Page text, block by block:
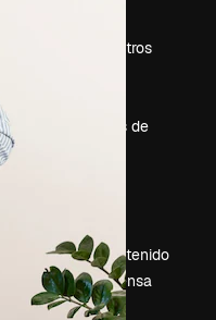
Sobre nosotros
Tendencias de
Vender contenido
Sala de prensa
¿Buscas